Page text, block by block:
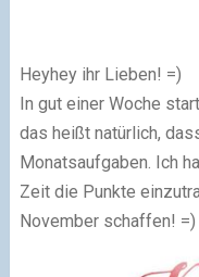
Heyhey ihr Lieben! =)
In gut einer Woche
das heißt natürlich,
Monatsaufgaben. Ich
Zeit die Punkte
November schaffen! =)